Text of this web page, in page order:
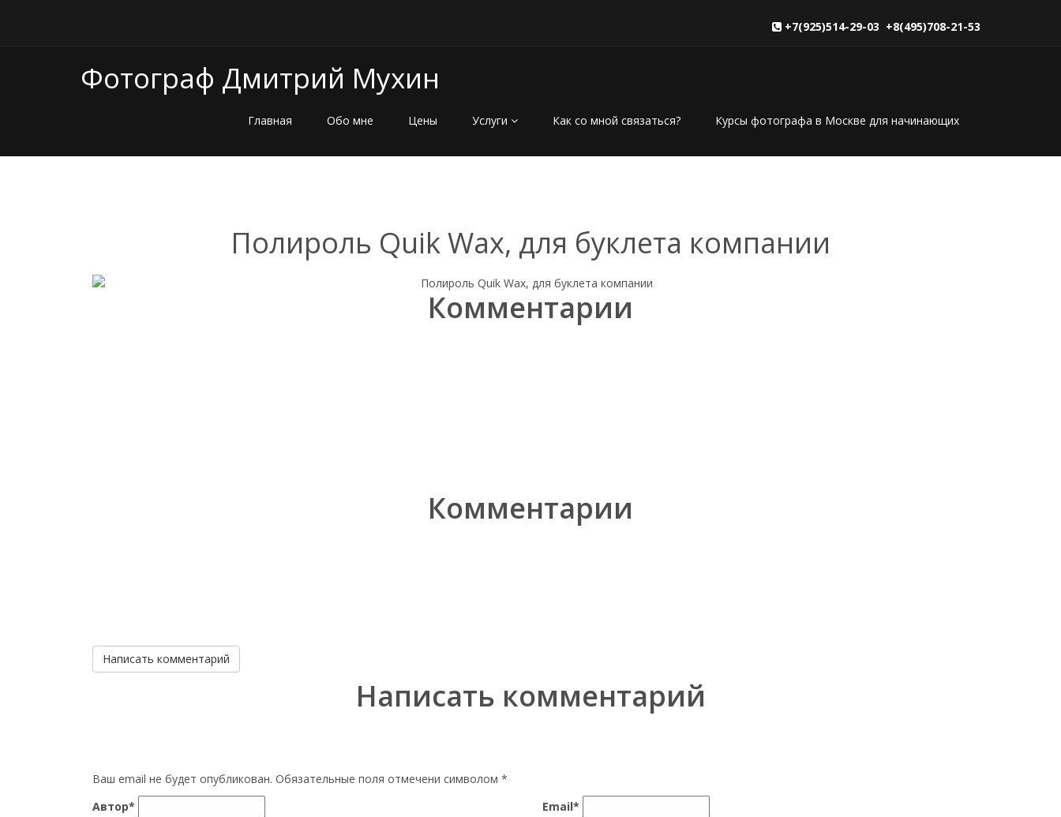
+7(925)514-29-03 +8(495)708-21-53
Фотограф Дмитрий Мухин
Главная Обо мне Цены Услуги Как со мной связаться? Курсы фотографа в Москве для начинающих
Полироль Quik Wax, для буклета компании
Комментарии
Комментарии
Написать комментарий
Написать комментарий
Ваш email не будет опубликован. Обязательные поля отмечени символом *
Автор*
Email*